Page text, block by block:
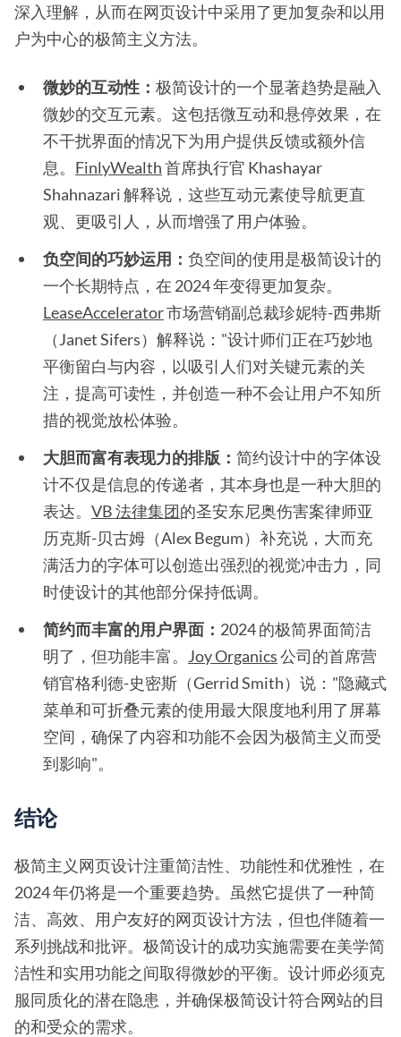
深入理解，从而在网页设计中采用了更加复杂和以用
户为中心的极简主义方法。
微妙的互动性： 极简设计的一个显著趋势是融入
微妙的交互元素。这包括微互动和悬停效果，在
不干扰界面的情况下为用户提供反馈或额外信
息。 FinlyWealth首席执行官 Khashayar
Shahnazari 解释说，这些互动元素使导航更直
观、更吸引人，从而增强了用户体验。
负空间的巧妙运用： 负空间的使用是极简设计的
一个长期特点，在 2024 年变得更加复杂。
LeaseAccelerator市场营销副总裁珍妮特-西弗斯
（Janet Sifers）解释说："设计师们正在巧妙地
平衡留白与内容，以吸引人们对关键元素的关
注，提高可读性，并创造一种不会让用户不知所
措的视觉放松体验。
大胆而富有表现力的排版： 简约设计中的字体设
计不仅是信息的传递者，其本身也是一种大胆的
表达。 VB 法律集团的圣安东尼奥伤害案律师亚
历克斯-贝古姆（Alex Begum）补充说，大而充
满活力的字体可以创造出强烈的视觉冲击力，同
时使设计的其他部分保持低调。
简约而丰富的用户界面： 2024 的极简界面简洁
明了，但功能丰富。 Joy Organics公司的首席营
销官格利德-史密斯（Gerrid Smith）说："隐藏式
菜单和可折叠元素的使用最大限度地利用了屏幕
空间，确保了内容和功能不会因为极简主义而受
到影响"。
结论
极简主义网页设计注重简洁性、功能性和优雅性，在
2024 年仍将是一个重要趋势。虽然它提供了一种简
洁、高效、用户友好的网页设计方法，但也伴随着一
系列挑战和批评。极简设计的成功实施需要在美学简
洁性和实用功能之间取得微妙的平衡。设计师必须克
服同质化的潜在隐患，并确保极简设计符合网站的目
的和受众的需求。